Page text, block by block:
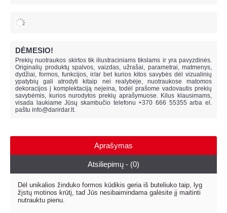
DĖMESIO!
Prekių nuotraukos skirtos tik iliustraciniams tikslams ir yra pavyzdinės.
Originalių produktų spalvos, vaizdas, užrašai, parametrai, matmenys,
dydžiai, formos, funkcijos, ir/ar bet kurios kitos savybės dėl vizualinių
ypatybių gali atrodyti kitaip nei realybėje, nuotraukose matomos
dekoracijos į komplektaciją neįeina, todėl prašome vadovautis prekių
savybėmis, kurios nurodytos prekių aprašymuose. Kilus klausimams,
visada laukiame Jūsų skambučio telefonu +370 666 55355 arba el.
paštu info@darirdar.lt.
Aprašymas
Atsiliepimų - (0)
Dėl unikalios žinduko formos kūdikis geria iš buteliuko taip, lyg
žįstų motinos krūtį, tad Jūs nesibaimindama galėsite jį maitinti
nutrauktu pienu.